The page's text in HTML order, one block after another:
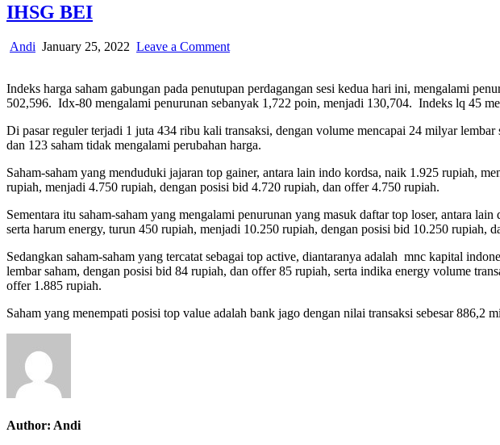
IHSG BEI
Author:
Andi
Published
January 25, 2022 Leave a Commenton
Indeks harga saham gabungan pada penutupan perdagangan sesi kedua hari ini, mengalami
502,596. Idx-80 mengalami penurunan sebanyak 1,722 poin, menjadi 130,704. Indeks lq 45
Di pasar reguler terjadi 1 juta 434 ribu kali transaksi, dengan volume mencapai 24 milyar
dan 123 saham tidak mengalami perubahan harga.
Saham-saham yang menduduki jajaran top gainer, antara lain indo kordsa, naik 1.925 rupiah,
rupiah, menjadi 4.750 rupiah, dengan posisi bid 4.720 rupiah, dan offer 4.750 rupiah.
Sementara itu saham-saham yang mengalami penurunan yang masuk daftar top loser, antara
serta harum energy, turun 450 rupiah, menjadi 10.250 rupiah, dengan posisi bid 10.250 rupiah,
Sedangkan saham-saham yang tercatat sebagai top active, diantaranya adalah mnc kapital
lembar saham, dengan posisi bid 84 rupiah, dan offer 85 rupiah, serta indika energy volume
offer 1.885 rupiah.
Saham yang menempati posisi top value adalah bank jago dengan nilai transaksi sebesar 886,2
Author: Andi